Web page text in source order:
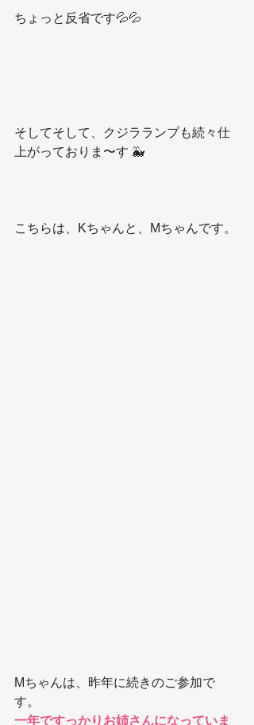
ちょっと反省です💦💦
そしてそして、クジラランプも続々仕
上がっておりま〜す 🐳
こちらは、Kちゃんと、Mちゃんです。
Mちゃんは、昨年に続きのご参加で
す。
一年ですっかりお姉さんになっていま